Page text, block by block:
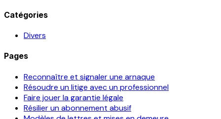
Catégories
Divers
Pages
Reconnaître et signaler une arnaque
Résoudre un litige avec un professionnel
Faire jouer la garantie légale
Résilier un abonnement abusif